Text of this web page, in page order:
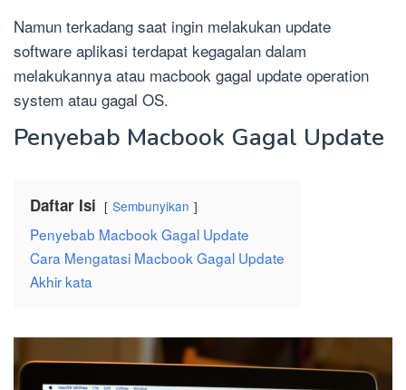
Namun terkadang saat ingin melakukan update
software aplikasi terdapat kegagalan dalam
melakukannya atau macbook gagal update operation
system atau gagal OS.
Penyebab Macbook Gagal Update
Daftar Isi Sembunyikan
Penyebab Macbook Gagal Update
Cara Mengatasi Macbook Gagal Update
Akhir kata